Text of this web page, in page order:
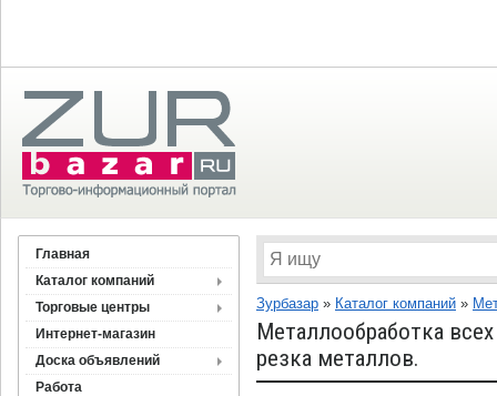
Главная
Каталог компаний
Торговые центры
Интернет-магазин
Доска объявлений
Работа
Зурбазар » Каталог компаний »
Металлообработка
резка металлов.